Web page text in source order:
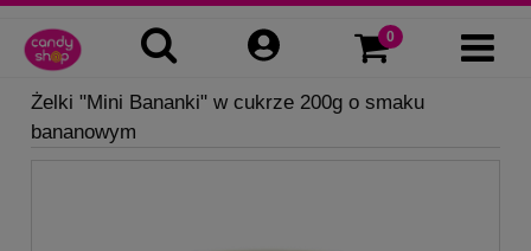
Żelki "Mini Bananki" w cukrze 200g o smaku
bananowym